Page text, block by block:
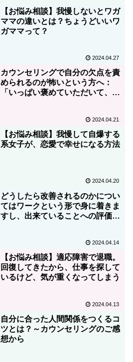
【お悩み相談】我慢しないとワガ
ママの違いとは？ちょうどいいワ
ガママって？
2024.04.27
カウンセリングで自分の欠点を責
められるのが怖いという方へ：
「いっぱい褒めていただいて、自
た！」～カウンセリングのご感想
2024.04.21
【お悩み相談】我慢して自爆する
系女子が、恋愛で幸せになる方法
2024.04.20
どうしたら改善されるのかについ
てはワークという形で身に着きま
すし、出来ていることへの評価を
2024.04.14
【お悩み相談】適応障害で退職。
回復してきたから、仕事を探して
いるけど、気が重くなってしまう
2024.04.13
自分に合った人間関係をつくるコ
ツとは？～カウンセリングのご感
想から